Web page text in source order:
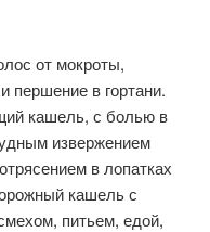
от мокроты,
першение в гортани.
кашель, с болью в
извержением
в лопатках
кашель с
питьем, едой,